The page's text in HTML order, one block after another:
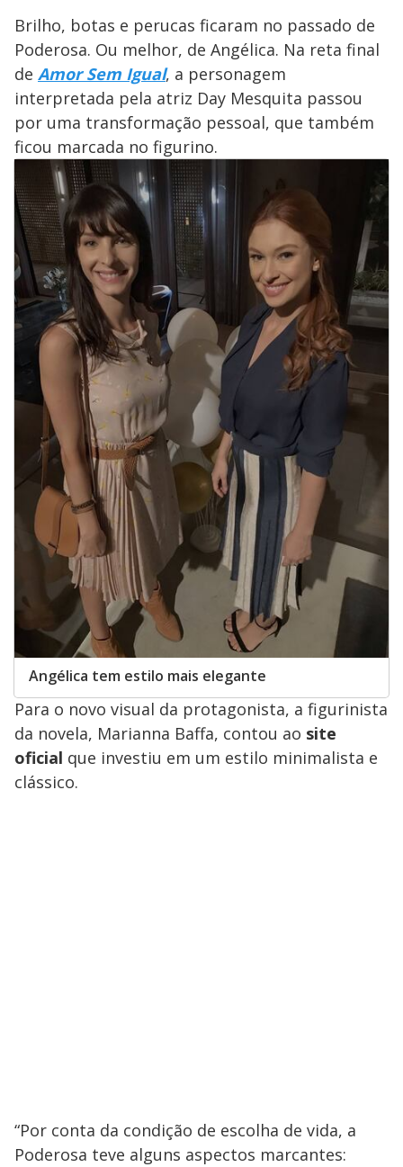
Brilho, botas e perucas ficaram no passado de
Poderosa. Ou melhor, de Angélica. Na reta final
de Amor Sem Igual, a personagem
interpretada pela atriz Day Mesquita passou
por uma transformação pessoal, que também
ficou marcada no figurino.
Angélica tem estilo mais elegante
Para o novo visual da protagonista, a figurinista
da novela, Marianna Baffa, contou ao site
oficial que investiu em um estilo minimalista e
clássico.
“Por conta da condição de escolha de vida, a
Poderosa teve alguns aspectos marcantes: